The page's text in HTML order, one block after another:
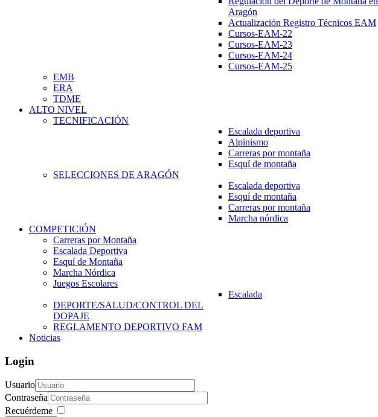
Aragón
Actualización Registro Técnicos EAM
Cursos-EAM-22
Cursos-EAM-23
Cursos-EAM-24
Cursos-EAM-25
EMB
ERA
TDME
ALTO NIVEL
TECNIFICACIÓN
Escalada deportiva
Alpinismo
Carreras por montaña
Esquí de montaña
SELECCIONES DE ARAGÓN
Escalada deportiva
Esquí de montaña
Carreras por montaña
Marcha nórdica
COMPETICIÓN
Carreras por Montaña
Escalada Deportiva
Esquí de Montaña
Marcha Nórdica
Juegos Escolares
Escalada
DEPORTE/SALUD/CONTROL DEL
DOPAJE
REGLAMENTO DEPORTIVO FAM
Noticias
Login
Usuario
Contraseña
Recuérdeme